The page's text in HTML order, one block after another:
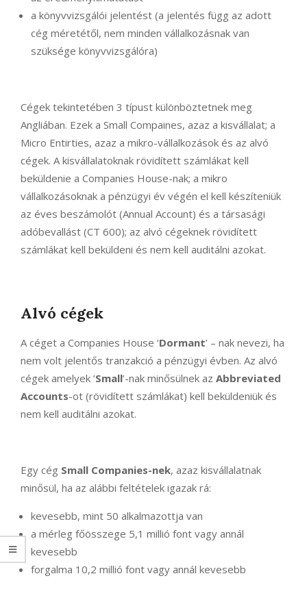
a könyvvizsgálói jelentést (a jelentés függ az adott
cég méretétől, nem minden vállalkozásnak van
szüksége könyvvizsgálóra)
Cégek tekintetében 3 típust különböztetnek meg
Angliában. Ezek a Small Compaines, azaz a kisvállalat; a
Micro Entirties, azaz a mikro-vállalkozások és az alvó
cégek. A kisvállalatoknak rövidített számlákat kell
beküldenie a Companies House-nak; a mikro
vállalkozásoknak a pénzügyi év végén el kell készíteniük
az éves beszámolót (Annual Account) és a társasági
adóbevallást (CT 600); az alvó cégeknek rövidített
számlákat kell beküldeni és nem kell auditálni azokat.
Alvó cégek
A céget a Companies House ‘Dormant’ – nak nevezi, ha
nem volt jelentős tranzakció a pénzügyi évben. Az alvó
cégek amelyek ’Small’-nak minősülnek az Abbreviated
Accounts-ot (rövidített számlákat) kell beküldeniük és
nem kell auditálni azokat.
Egy cég Small Companies-nek, azaz kisvállalatnak
minősül, ha az alábbi feltételek igazak rá:
kevesebb, mint 50 alkalmazottja van
a mérleg főösszege 5,1 millió font vagy annál
kevesebb
forgalma 10,2 millió font vagy annál kevesebb